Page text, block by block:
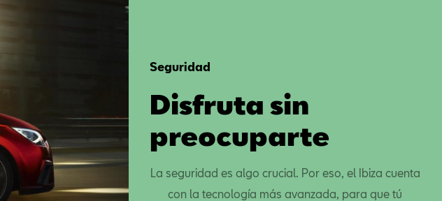
Seguridad
Disfruta sin
preocuparte
La seguridad es algo crucial. Por eso, el Ibiza cuenta
con la tecnología más avanzada, para que tú